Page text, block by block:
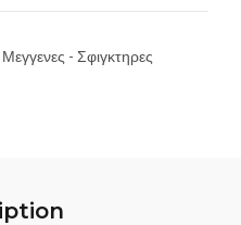
Μεγγενες - Σφιγκτηρες